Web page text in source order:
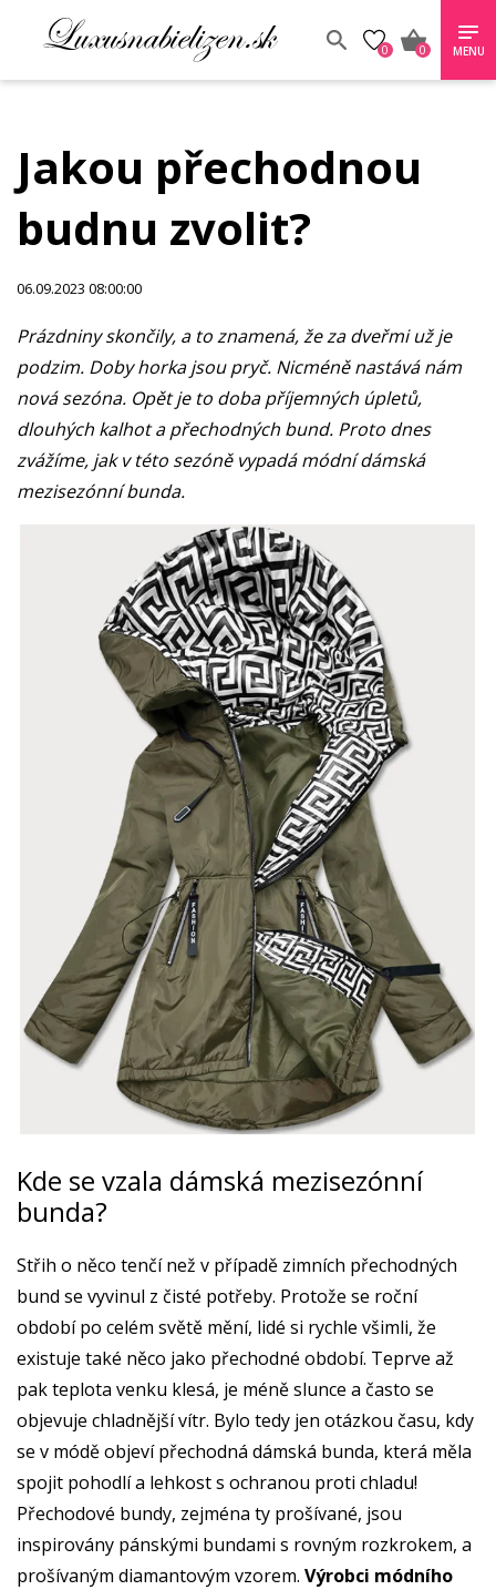
0 0 MENU
Jakou přechodnou
budnu zvolit?
06.09.2023 08:00:00
Prázdniny skončily, a to znamená, že za dveřmi už je
podzim. Doby horka jsou pryč. Nicméně nastává nám
nová sezóna. Opět je to doba příjemných úpletů,
dlouhých kalhot a přechodných bund. Proto dnes
zvážíme, jak v této sezóně vypadá módní dámská
mezisezónní bunda.
Kde se vzala dámská mezisezónní
bunda?
Střih o něco tenčí než v případě zimních přechodných
bund se vyvinul z čisté potřeby. Protože se roční
období po celém světě mění, lidé si rychle všimli, že
existuje také něco jako přechodné období. Teprve až
pak teplota venku klesá, je méně slunce a často se
objevuje chladnější vítr. Bylo tedy jen otázkou času, kdy
se v módě objeví přechodná dámská bunda, která měla
spojit pohodlí a lehkost s ochranou proti chladu!
Přechodové bundy, zejména ty prošívané, jsou
inspirovány pánskými bundami s rovným rozkrokem, a
prošívaným diamantovým vzorem. Výrobci módního